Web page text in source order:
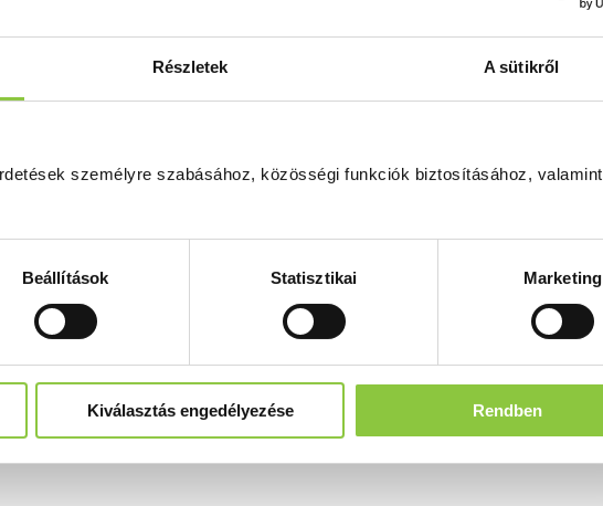
Részletek A sütikről
személyre szabásához, közösségi funkciók biztosításához, valamint
Beállítások Statisztikai Marketing
Kiválasztás engedélyezése Rendben